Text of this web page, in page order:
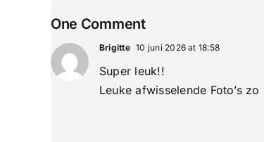
One Comment
Brigitte 10 juni 2026 at 18:58
Super leuk!!
Leuke afwisselende Foto’s